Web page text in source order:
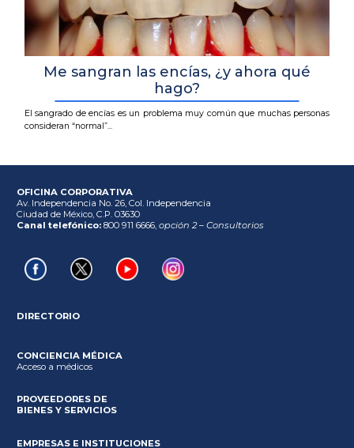
Me sangran las encías, ¿y ahora qué
hago?
El sangrado de encías es un problema muy común que muchas personas
consideran “normal”...
OFICINA CORPORATIVA
Av. Independencia No. 26, Col. Independencia
Ciudad de México, C.P. 03630
Canal telefónico: 800 911 6666, opción 2 – Consultorios
DIRECTORIO
CONCIENCIA MÉDICA
Acceso a médicos
PROVEEDORES DE
BIENES Y SERVICIOS
EMPRESAS E INSTITUCIONES